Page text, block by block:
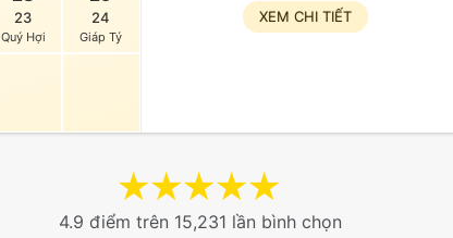
23
Quý Hợi
24
Giáp Tý
XEM CHI TIẾT
★
★
★
★
★
4.9 điểm trên 15,231 lần bình chọn